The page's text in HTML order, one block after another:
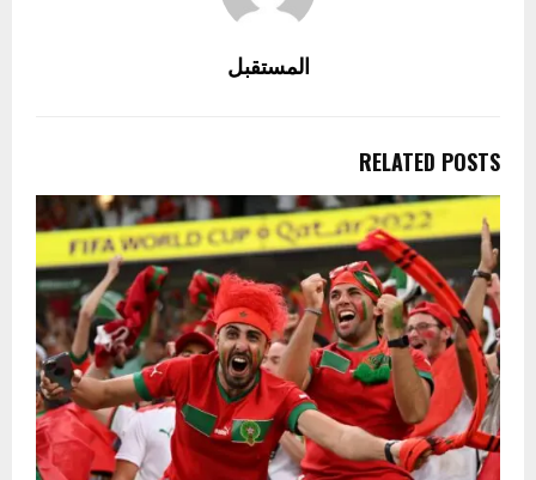
المستقبل
RELATED POSTS